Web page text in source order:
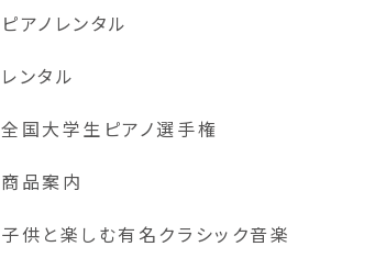
ピアノレンタル
レンタル
全国大学生ピアノ選手権
商品案内
子供と楽しむ有名クラシック音楽